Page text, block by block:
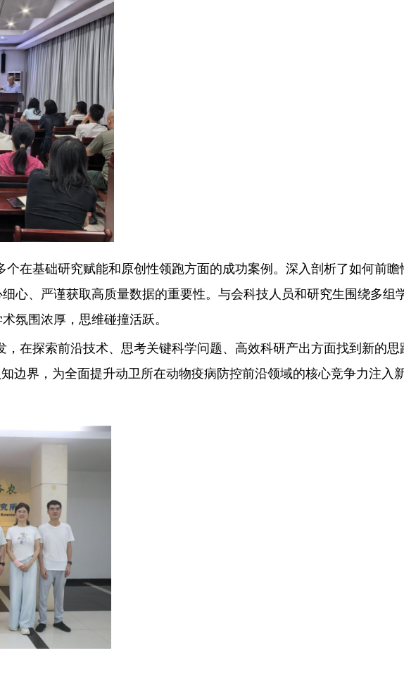
在基础研究赋能和原创性领跑方面的成功案例。深入剖析了如何前瞻
心、严谨获取高质量数据的重要性。与会科技人员和研究生围绕多组
氛围浓厚，思维碰撞活跃。
在探索前沿技术、思考关键科学问题、高效科研产出方面找到新的思
边界，为全面提升动卫所在动物疫病防控前沿领域的核心竞争力注入